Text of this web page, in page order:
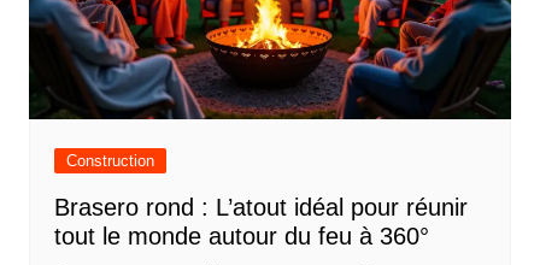
Construction
Brasero rond : L’atout idéal pour réunir
tout le monde autour du feu à 360°